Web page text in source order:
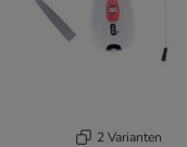
2 Varianten